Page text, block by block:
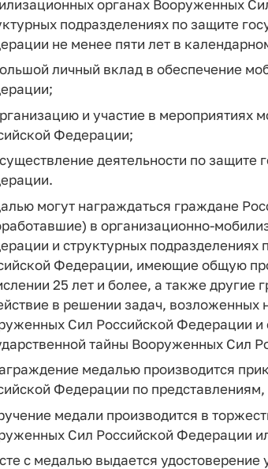
органах Вооруженных
подразделениях по защите
не менее пяти лет в
личный вклад в обеспечение
и участие в мероприятиях
Федерации;
деятельности по
могут награждаться граждане
в организационно-
и структурных
Федерации, имеющие общую
25 лет и более, а также
в решении задач,
Сил Российской Федерации
тайны Вооруженных Сил
медалью производится
Федерации по
медали производится в
Сил Российской Федерации
с медалью выдается